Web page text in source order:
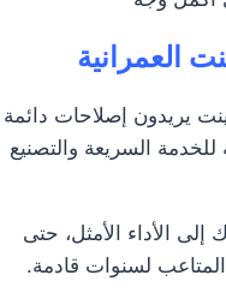
العمرانية
يريدون إصلاحات دائمة
السريعة والتصنيع
الأداء الأمثل، حتى
لسنوات قادمة.